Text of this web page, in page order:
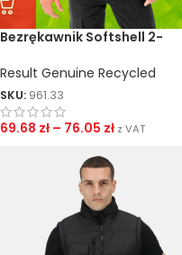
Bezrękawnik Softshell 2-
Result Genuine Recycled
SKU: 961.33
69.68 zł – 76.05 zł z VAT